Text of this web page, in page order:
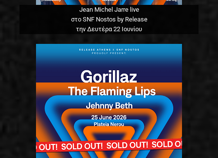
Jean Michel Jarre live
στο SNF Nostos by Release
την Δευτέρα 22 Ιουνίου